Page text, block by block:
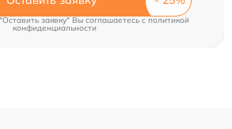
заявку" Вы соглашаетесь c политикой
конфиденциальности